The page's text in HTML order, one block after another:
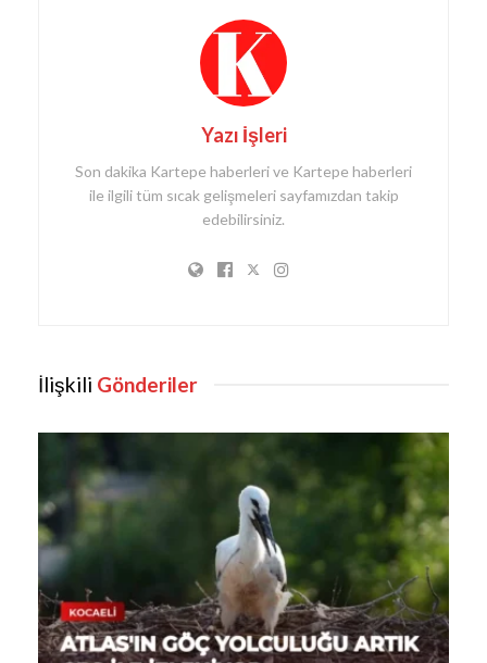
Yazı İşleri
Son dakika Kartepe haberleri ve Kartepe haberleri
ile ilgili tüm sıcak gelişmeleri sayfamızdan takip
edebilirsiniz.
İlişkili Gönderiler